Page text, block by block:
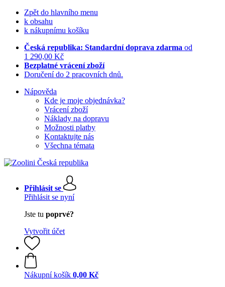
Zpět do hlavního menu
k obsahu
k nákupnímu košíku
Česká republika: Standardní doprava zdarma od
1 290,00 Kč
Bezplatné vrácení zboží
Doručení do 2 pracovních dnů.
Nápověda
Kde je moje objednávka?
Vrácení zboží
Náklady na dopravu
Možnosti platby
Kontaktujte nás
Všechna témata
Přihlásit se
Přihlásit se nyní
Jste tu poprvé?
Vytvořit účet
Nákupní košík 0,00 Kč